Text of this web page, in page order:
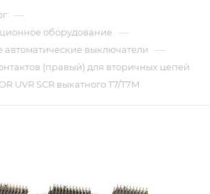
—
оборудование —
выключатели —
(правый) для вторичных цепей
UVR SCR выкатного T7/T7M